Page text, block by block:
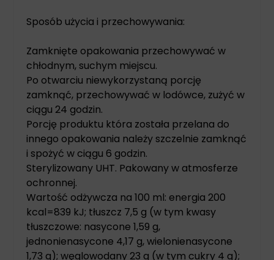
Sposób użycia i przechowywania:
Zamknięte opakowania przechowywać w
chłodnym, suchym miejscu.
Po otwarciu niewykorzystaną porcję
zamknąć, przechowywać w lodówce, zużyć w
ciągu 24 godzin.
Porcję produktu która została przelana do
innego opakowania należy szczelnie zamknąć
i spożyć w ciągu 6 godzin.
Sterylizowany UHT. Pakowany w atmosferze
ochronnej.
Wartość odżywcza na 100 ml: energia 200
kcal=839 kJ; tłuszcz 7,5 g (w tym kwasy
tłuszczowe: nasycone 1,59 g,
jednonienasycone 4,17 g, wielonienasycone
1,73 g); węglowodany 23 g (w tym cukry 4 g);